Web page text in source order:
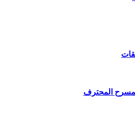
المحترف